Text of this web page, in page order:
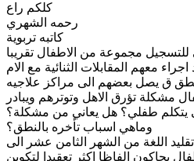
كلكم راع
رحمه الشهري
كاتبه تربوية
للتسجيل مجموعة من الاطفال تقريبا
معهم المقابلات الثنائية مع الام
ق يصل بعضهم الى مراكز علاجيه
مشكلة تؤرق الاهل وتوترهم ويبادر
يتكلم طفلي؟ هل يعاني من مشكلة؟
وماهي اسباب تأخره بالنطق؟
اللغة من الشهر الثامن عشر الى
يحاكون الفاظا اكثر تعقيدا لتكوين